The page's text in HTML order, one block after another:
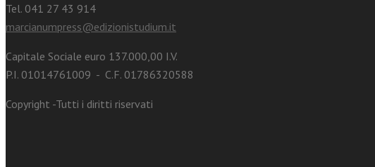
Tel. 041 27 43 914
marcianumpress@edizionistudium.it
Capitale Sociale euro 137.000,00 I.V.
P.I. 01014761009 - C.F. 01786320588
Copyright -Tutti i diritti riservati